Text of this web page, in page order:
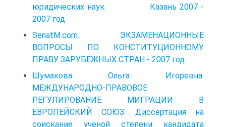
юридических наук. Казань 2007 -
2007 год
SenatM.com. ЭКЗАМЕНАЦИОННЫЕ
ВОПРОСЫ ПО КОНСТИТУЦИОННОМУ
ПРАВУ ЗАРУБЕЖНЫХ СТРАН - 2007 год
Шумакова Ольга Игоревна.
МЕЖДУНАРОДНО-ПРАВОВОЕ
РЕГУЛИРОВАНИЕ МИГРАЦИИ В
ЕВРОПЕЙСКИЙ СОЮЗ. Диссертация на
соискание ученой степени кандидата